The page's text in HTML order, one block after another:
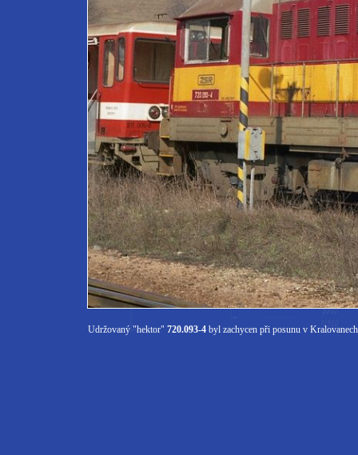
Udržovaný "hektor" 720.093-4 byl zachycen při posunu v